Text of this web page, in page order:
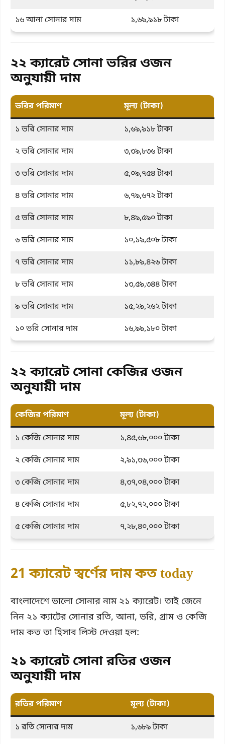
১৬ আনা সোনার দাম
১,৬৯,৯১৮ টাকা
২২ ক্যারেট সোনা ভরির ওজন
অনুযায়ী দাম
ভরির পরিমাণ মূল্য (টাকা)
১ ভরি সোনার দাম
১,৬৯,৯১৮ টাকা
২ ভরি সোনার দাম
৩,৩৯,৮৩৬ টাকা
৩ ভরি সোনার দাম
৫,০৯,৭৫৪ টাকা
৪ ভরি সোনার দাম
৬,৭৯,৬৭২ টাকা
৫ ভরি সোনার দাম
৮,৪৯,৫৯০ টাকা
৬ ভরি সোনার দাম
১০,১৯,৫০৮ টাকা
৭ ভরি সোনার দাম
১১,৮৯,৪২৬ টাকা
৮ ভরি সোনার দাম
১৩,৫৯,৩৪৪ টাকা
৯ ভরি সোনার দাম
১৫,২৯,২৬২ টাকা
১০ ভরি সোনার দাম
১৬,৯৯,১৮০ টাকা
২২ ক্যারেট সোনা কেজির ওজন
অনুযায়ী দাম
কেজির পরিমাণ মূল্য (টাকা)
১ কেজি সোনার দাম
১,৪৫,৬৮,০০০ টাকা
২ কেজি সোনার দাম
২,৯১,৩৬,০০০ টাকা
৩ কেজি সোনার দাম
৪,৩৭,০৪,০০০ টাকা
৪ কেজি সোনার দাম
৫,৮২,৭২,০০০ টাকা
৫ কেজি সোনার দাম
৭,২৮,৪০,০০০ টাকা
21 ক্যারেট স্বর্ণের দাম কত today
বাংলাদেশে ভালো সোনার নাম ২১ ক্যারেট। তাই জেনে
নিন ২১ ক্যাটের সোনার রতি, আনা, ভরি, গ্রাম ও কেজি
দাম কত তা হিসাব লিস্ট দেওয়া হল:
২১ ক্যারেট সোনা রতির ওজন
অনুযায়ী দাম
রতির পরিমাণ মূল্য (টাকা)
১ রতি সোনার দাম
১,৬৮৯ টাকা